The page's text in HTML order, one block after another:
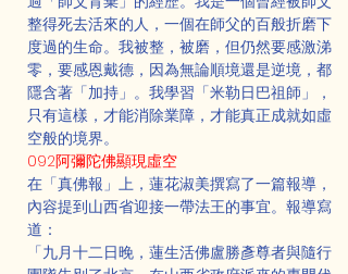
整得死去活來的人，一個在師父的百般折磨下
度過的生命。我被整，被磨，但仍然要感激涕
零，要感恩戴德，因為無論順境還是逆境，都
隱含著「加持」。我學習「米勒日巴祖師」，
只有這樣，才能消除業障，才能真正成就如虛
空般的境界。
092阿彌陀佛顯現虛空
在「真佛報」上，蓮花淑美撰寫了一篇報導，
內容提到山西省迎接一帶法王的事宜。報導寫
道：
「九月十二日晚，蓮生活佛盧勝彥尊者與隨行